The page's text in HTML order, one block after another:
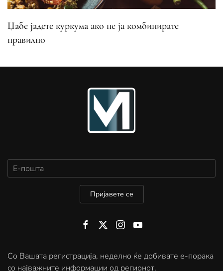
Џабе јадете куркума ако не ја комбинирате
правилно
Пријавете се
Со Вашата регистрација, неделно ќе добивате е-порака
со најважните информации од регионот.